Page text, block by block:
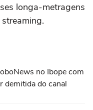
longa-metragens
no Ibope com
demitida do canal